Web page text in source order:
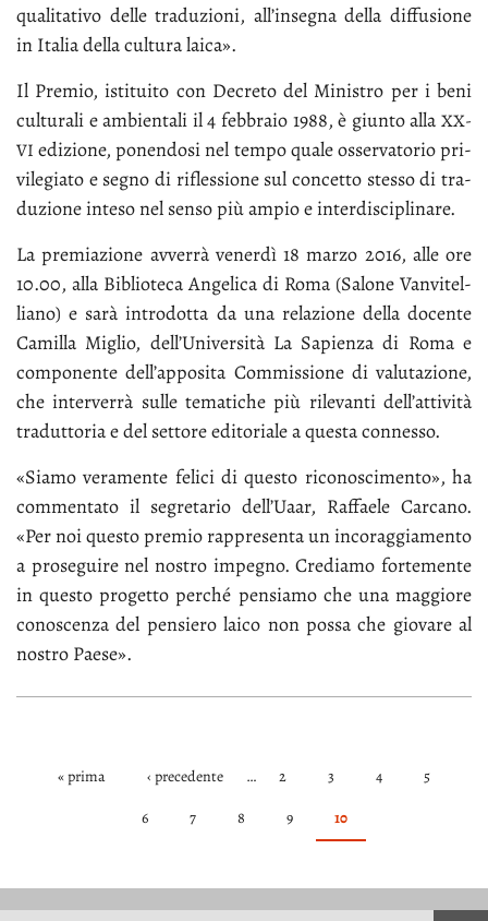
qua­li­ta­ti­vo del­le tra­du­zio­ni, al­l’in­se­gna del­la dif­fu­sio­ne
in Ita­lia del­la cul­tu­ra lai­ca».
Il Pre­mio, isti­tui­to con De­cre­to del Mi­ni­stro per i be­ni
cul­tu­ra­li e am­bien­ta­li il 4 feb­bra­io 1988, è giun­to al­la XX­
VI edi­zio­ne, po­nen­do­si nel tem­po qua­le os­ser­va­to­rio pri­
vi­le­gia­to e se­gno di ri­fles­sio­ne sul con­cet­to stes­so di tra­
du­zio­ne in­te­so nel sen­so più am­pio e in­ter­di­sci­pli­na­re.
La pre­mia­zio­ne av­ver­rà ve­ner­dì 18 mar­zo 2016, al­le ore
10.00, al­la Bi­blio­te­ca An­ge­li­ca di Ro­ma (Sa­lo­ne Van­vi­tel­
lia­no) e sa­rà in­tro­dot­ta da una re­la­zio­ne del­la do­cen­te
Ca­mil­la Mi­glio, del­l’U­ni­ver­si­tà La Sa­pien­za di Ro­ma e
com­po­nen­te del­l’ap­po­si­ta Com­mis­sio­ne di va­lu­ta­zio­ne,
che in­ter­ver­rà sul­le te­ma­ti­che più ri­le­van­ti del­l’at­ti­vi­tà
tra­dut­to­ria e del set­to­re edi­to­ria­le a que­sta con­nes­so.
«Sia­mo ve­ra­men­te fe­li­ci di que­sto ri­co­no­sci­men­to», ha
com­men­ta­to il se­gre­ta­rio del­l’Uaar, Raf­fae­le Car­ca­no.
«Per noi que­sto pre­mio rap­pre­sen­ta un in­co­rag­gia­men­to
a pro­se­gui­re nel no­stro im­pe­gno. Cre­dia­mo for­te­men­te
in que­sto pro­get­to per­ché pen­sia­mo che una mag­gio­re
co­no­scen­za del pen­sie­ro lai­co non pos­sa che gio­va­re al
no­stro Pae­se».
PAGINE
« prima ‹ precedente … 2 3 4
5
6
7 8 9 10